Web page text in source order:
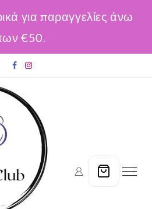
για παραγγελίες άνω
€50.